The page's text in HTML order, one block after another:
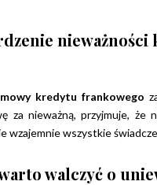
kredytu frankowego
za nieważną, przyjmuje,
wzajemnie wszystkie
walczyć o